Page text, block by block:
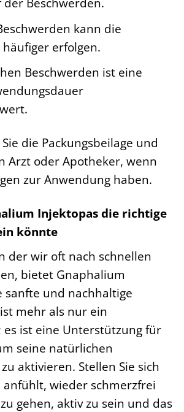
kann die
erfolgen.
Beschwerden ist eine
die Packungsbeilage und
Arzt oder Apotheker, wenn
zur Anwendung haben.
Injektopas die richtige
könnte
der wir oft nach schnellen
bietet Gnaphalium
sanfte und nachhaltige
mehr als nur ein
es ist eine Unterstützung für
seine natürlichen
aktivieren. Stellen Sie sich
anfühlt, wieder schmerzfrei
gehen, aktiv zu sein und das